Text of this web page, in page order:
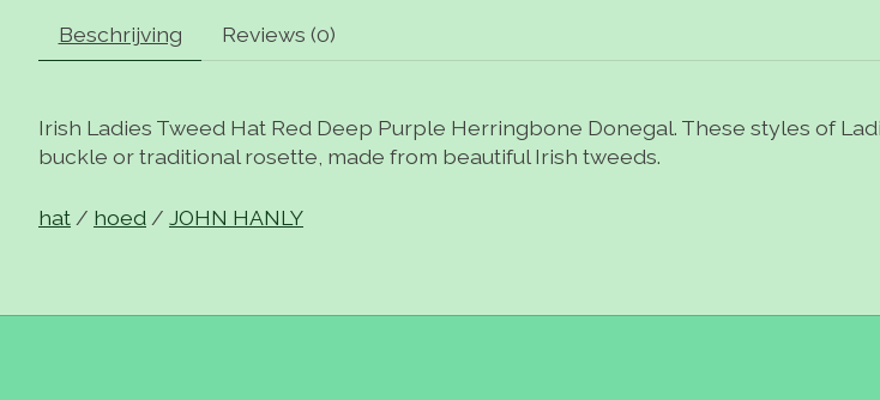
Beschrijving Reviews (0)
Irish Ladies Tweed Hat Red Deep Purple Herringbone Donegal. These styles of
buckle or traditional rosette, made from beautiful Irish tweeds.
hat / hoed / JOHN HANLY